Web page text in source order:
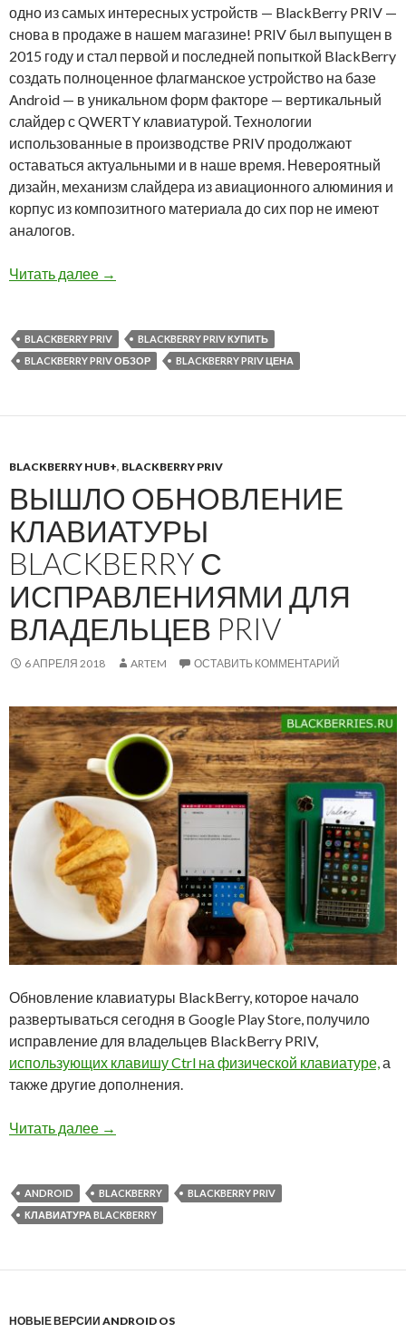
одно из самых интересных устройств — BlackBerry PRIV —
снова в продаже в нашем магазине! PRIV был выпущен в
2015 году и стал первой и последней попыткой BlackBerry
создать полноценное флагманское устройство на базе
Android — в уникальном форм факторе — вертикальный
слайдер с QWERTY клавиатурой. Технологии
использованные в производстве PRIV продолжают
оставаться актуальными и в наше время. Невероятный
дизайн, механизм слайдера из авиационного алюминия и
корпус из композитного материала до сих пор не имеют
аналогов.
Читать далее BlackBerry PRIV — снова в продаже в нашем
→
BLACKBERRY PRIV
BLACKBERRY PRIV КУПИТЬ
BLACKBERRY PRIV ОБЗОР
BLACKBERRY PRIV ЦЕНА
BLACKBERRY HUB+, BLACKBERRY PRIV
ВЫШЛО ОБНОВЛЕНИЕ
КЛАВИАТУРЫ
BLACKBERRY С
ИСПРАВЛЕНИЯМИ ДЛЯ
ВЛАДЕЛЬЦЕВ PRIV
6 АПРЕЛЯ 2018 ARTEM ОСТАВИТЬ КОММЕНТАРИЙ
Обновление клавиатуры BlackBerry, которое начало
развертываться сегодня в Google Play Store, получило
исправление для владельцев BlackBerry PRIV,
использующих клавишу Ctrl на физической клавиатуре,а
также другие дополнения.
Читать далее Вышло обновление Клавиатуры BlackBerry
→
ANDROID BLACKBERRY
BLACKBERRY PRIV
КЛАВИАТУРА BLACKBERRY
НОВЫЕ ВЕРСИИ ANDROID OS